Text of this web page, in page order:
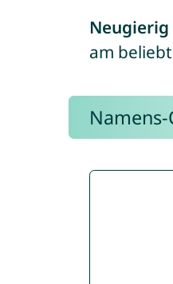
Neugierig
am